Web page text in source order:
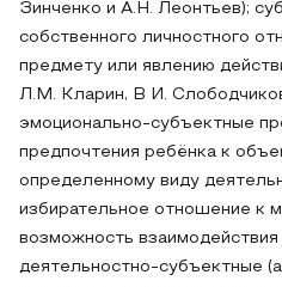
Зинченко и А.Н. Леонтьев);
собственного личностного
предмету или явлению
Л.М. Кларин, В И.
эмоционально-субъектные
предпочтения ребёнка к
определенному виду
избирательное отношение к
возможность
деятельностно-субъектные